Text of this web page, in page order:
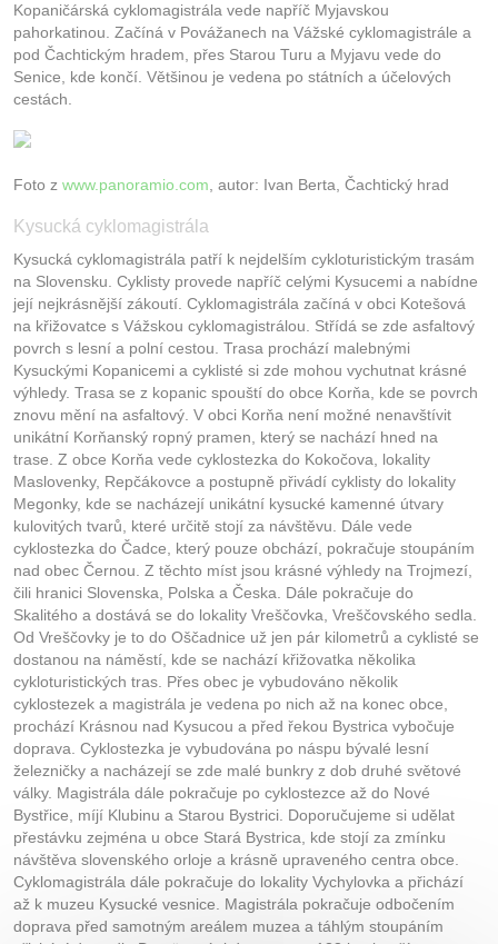
Kopaničárská cyklomagistrála vede napříč Myjavskou
pahorkatinou. Začíná v Povážanech na Vážské cyklomagistrále a
pod Čachtickým hradem, přes Starou Turu a Myjavu vede do
Senice, kde končí. Většinou je vedena po státních a účelových
cestách.
Foto z www.panoramio.com , autor: Ivan Berta, Čachtický hrad
Kysucká cyklomagistrála
Kysucká cyklomagistrála patří k nejdelším cykloturistickým trasám
na Slovensku. Cyklisty provede napříč celými Kysucemi a nabídne
její nejkrásnější zákoutí. Cyklomagistrála začíná v obci Kotešová
na křižovatce s Vážskou cyklomagistrálou. Střídá se zde asfaltový
povrch s lesní a polní cestou. Trasa prochází malebnými
Kysuckými Kopanicemi a cyklisté si zde mohou vychutnat krásné
výhledy. Trasa se z kopanic spouští do obce Korňa, kde se povrch
znovu mění na asfaltový. V obci Korňa není možné nenavštívit
unikátní Korňanský ropný pramen, který se nachází hned na
trase. Z obce Korňa vede cyklostezka do Kokočova, lokality
Maslovenky, Repčákovce a postupně přivádí cyklisty do lokality
Megonky, kde se nacházejí unikátní kysucké kamenné útvary
kulovitých tvarů, které určitě stojí za návštěvu. Dále vede
cyklostezka do Čadce, který pouze obchází, pokračuje stoupáním
nad obec Černou. Z těchto míst jsou krásné výhledy na Trojmezí,
čili hranici Slovenska, Polska a Česka. Dále pokračuje do
Skalitého a dostává se do lokality Vreščovka, Vreščovského sedla.
Od Vreščovky je to do Oščadnice už jen pár kilometrů a cyklisté se
dostanou na náměstí, kde se nachází křižovatka několika
cykloturistických tras. Přes obec je vybudováno několik
cyklostezek a magistrála je vedena po nich až na konec obce,
prochází Krásnou nad Kysucou a před řekou Bystrica vybočuje
doprava. Cyklostezka je vybudována po náspu bývalé lesní
železničky a nacházejí se zde malé bunkry z dob druhé světové
války. Magistrála dále pokračuje po cyklostezce až do Nové
Bystřice, míjí Klubinu a Starou Bystrici. Doporučujeme si udělat
přestávku zejména u obce Stará Bystrica, kde stojí za zmínku
návštěva slovenského orloje a krásně upraveného centra obce.
Cyklomagistrála dále pokračuje do lokality Vychylovka a přichází
až k muzeu Kysucké vesnice. Magistrála pokračuje odbočením
doprava před samotným areálem muzea a táhlým stoupáním